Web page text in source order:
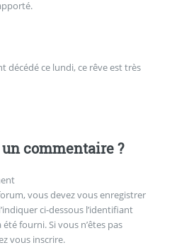
décédé ce lundi, ce rêve est très
commentaire ?
vous devez vous enregistrer
ci-dessous l’identifiant
fourni. Si vous n’êtes pas
vous inscrire.